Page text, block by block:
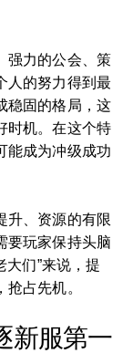
强力的公会、策
人的努力得到最
稳固的格局，这
时机。在这个特
能成为冲级成功
升、资源的有限
要玩家保持头脑
大们”来说，提
占先机。
新服第一